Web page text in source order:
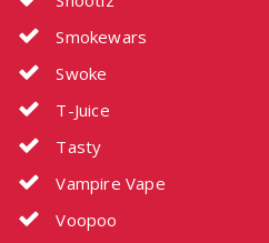
Smokewars
Swoke
T-Juice
Tasty
Vampire Vape
Voopoo